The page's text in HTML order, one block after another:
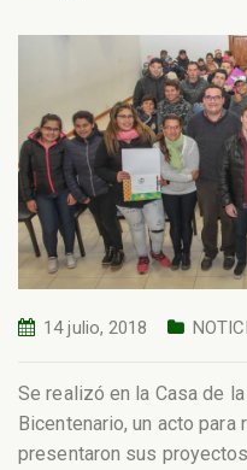
14 julio, 2018
Se realizó en la Casa de
Bicentenario, un acto
presentaron sus